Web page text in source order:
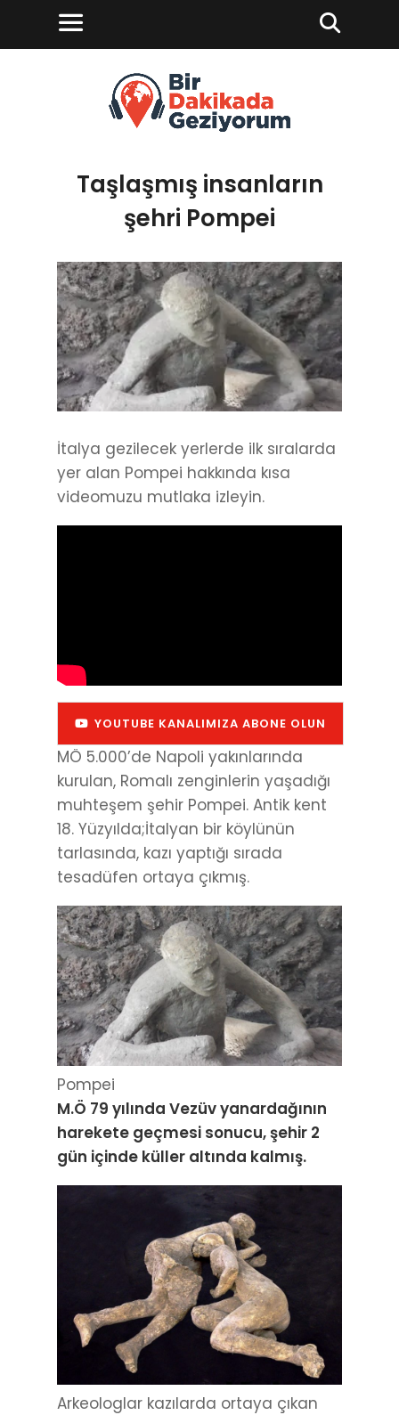
Taşlaşmış insanların
şehri Pompei
İtalya gezilecek yerlerde ilk sıralarda
yer alan Pompei hakkında kısa
videomuzu mutlaka izleyin.
YOUTUBE KANALIMIZA ABONE OLUN
MÖ 5.000’de Napoli yakınlarında
kurulan, Romalı zenginlerin yaşadığı
muhteşem şehir Pompei. Antik kent
18. Yüzyılda;İtalyan bir köylünün
tarlasında, kazı yaptığı sırada
tesadüfen ortaya çıkmış.
Pompei
M.Ö 79 yılında Vezüv yanardağının
harekete geçmesi sonucu, şehir 2
gün içinde küller altında kalmış.
Arkeologlar kazılarda ortaya çıkan